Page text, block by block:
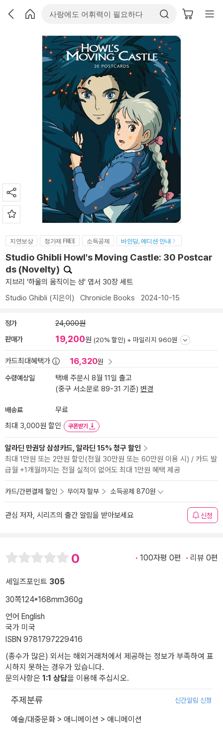
지연보상 정가제 FREE 소득공제 바인딩, 에디션 안내
Studio Ghibli Howl's Moving Castle: 30 Postcar
ds (Novelty)
지브리 '하울의 움직이는 성' 엽서 30장 세트
Studio Ghibli (지은이) Chronicle Books 2024-10-15
정가 24,000원
판매가 19,200원 (20% 할인) + 마일리지 960원
카드최대혜택가 16,320원
수령예상일
택배 주문시 8월 11일 출고
(중구 서소문로 89-31 기준) 변경
배송료
무료
최대 3,000원 할인
쿠폰받기
알라딘 만권당 삼성카드, 알라딘 15% 청구 할인
최대 1만원 또는 2만원 할인(전월 30만원 또는 60만원 이용 시) / 카드 발
급월 +1개월까지는 전월 실적이 없어도 최대 1만원 혜택 제공
카드/간편결제 할인 무이자 할부 소득공제 870원
관심 저자, 시리즈의 출간 알림을 받아보세요 신청
0 100자평 0편 리뷰 0편
세일즈포인트 305
30쪽124*168mm360g
언어 English
국가 미국
ISBN 9781797229416
(종수가 많은) 외서는 해외거래처에서 제공하는 정보가 부족하여 표
시하지 못하는 경우가 있습니다.
문의사항은 1:1 상담을 이용해 주십시오.
주제분류 신간알림 신청
예술/대중문화 > 애니메이션 > 애니메이션